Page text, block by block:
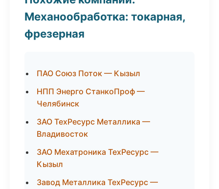
Механообработка: токарная,
фрезерная
ПАО Союз Поток — Кызыл
НПП Энерго СтанкоПроф —
Челябинск
ЗАО ТехРесурс Металлика —
Владивосток
ЗАО Мехатроника ТехРесурс —
Кызыл
Завод Металлика ТехРесурс —